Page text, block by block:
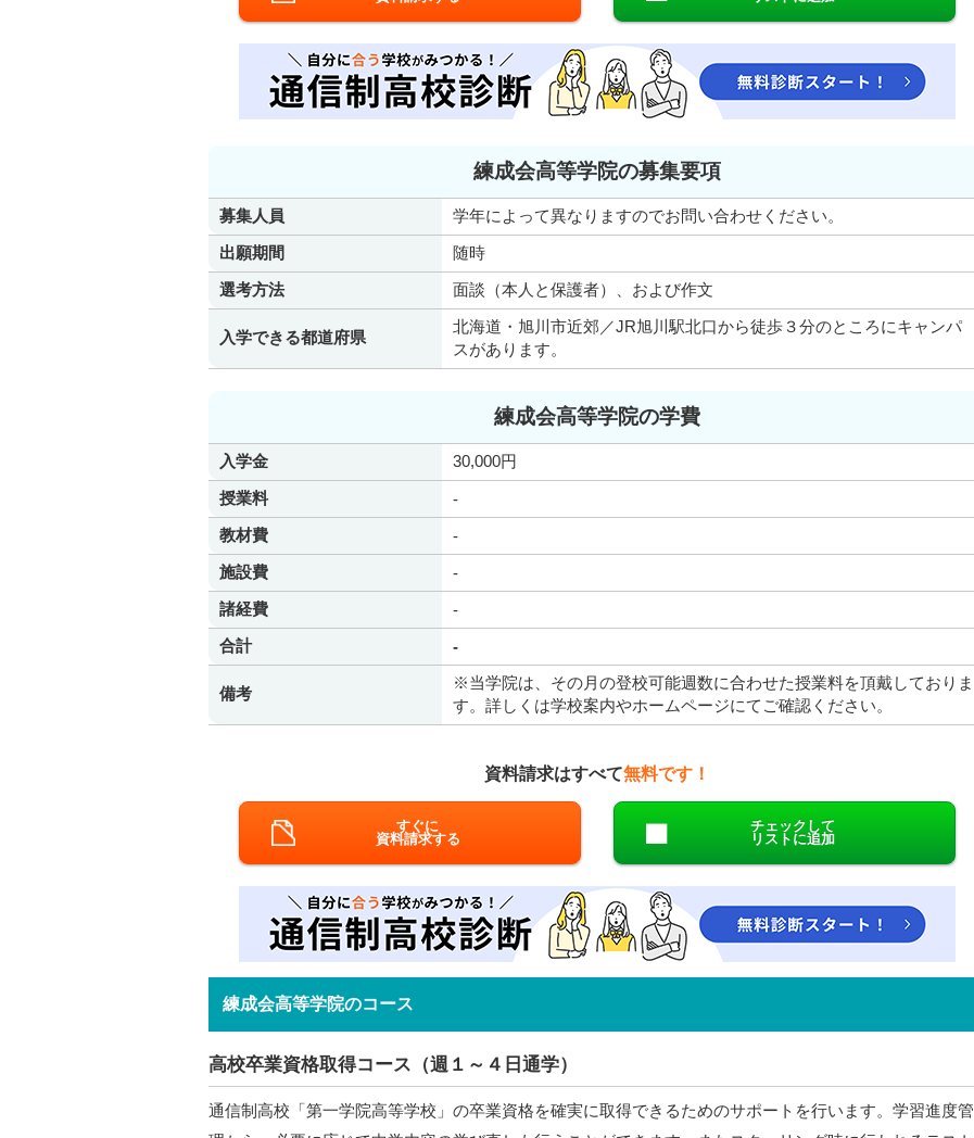
練成会高等学院の募集要項
募集人員
学年によって異なりますのでお問い合わせください。
出願期間
随時
選考方法
面談（本人と保護者）、および作文
入学できる都道府県
北海道・旭川市近郊／JR旭川駅北口から徒歩３分のところにキャンパ
スがあります。
練成会高等学院の学費
入学金
30,000円
授業料
-
教材費
-
施設費
-
諸経費
-
合計
-
備考
※当学院は、その月の登校可能週数に合わせた授業料を頂戴しておりま
す。詳しくは学校案内やホームページにてご確認ください。
資料請求はすべて無料です！
すぐに
資料請求する
チェックして
リストに追加
練成会高等学院のコース
高校卒業資格取得コース（週１～４日通学）
通信制高校「第一学院高等学校」の卒業資格を確実に取得できるためのサポートを行います。学習進度管